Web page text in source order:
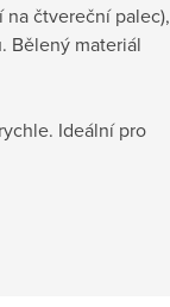
čtvereční palec),
Bělený materiál
Ideální pro